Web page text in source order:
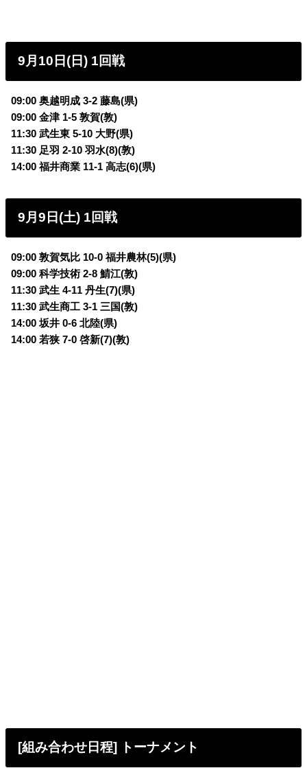
9月10日(日) 1回戦
09:00 奥越明成 3-2 藤島(県)
09:00 金津 1-5 敦賀(敦)
11:30 武生東 5-10 大野(県)
11:30 足羽 2-10 羽水(8)(敦)
14:00 福井商業 11-1 高志(6)(県)
9月9日(土) 1回戦
09:00 敦賀気比 10-0 福井農林(5)(県)
09:00 科学技術 2-8 鯖江(敦)
11:30 武生 4-11 丹生(7)(県)
11:30 武生商工 3-1 三国(敦)
14:00 坂井 0-6 北陸(県)
14:00 若狭 7-0 啓新(7)(敦)
[組み合わせ日程] トーナメント